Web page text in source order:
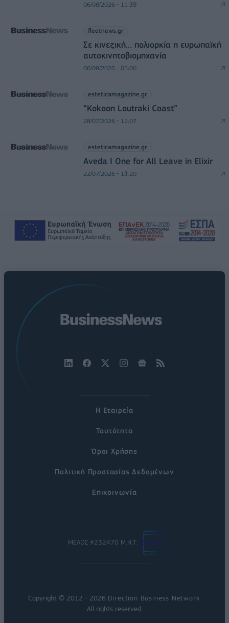
06/08/2026 - 11:39
fleetnews.gr
Σε κινεζική… πολιορκία η ευρωπαϊκή
αυτοκινητοβιομηχανία
06/08/2026 - 05:00
esteticamagazine.gr
“Kokoon Loutraki Coast”
28/07/2026 - 12:07
esteticamagazine.gr
Aveda I One for All Leave in Elixir
22/07/2026 - 13:20
Η Εταιρεία
Ταυτότητα
Όροι Χρήσης
Πολιτική Προστασίας Δεδομένων
Επικοινωνία
ΜΕΛΟΣ #232470 Μ.Η.Τ.
Copyright © 2012 - 2026 Direction Business Network
All rights reserved.